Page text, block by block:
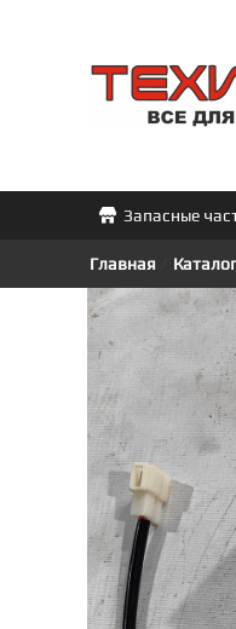
содержимому
Всё
Запасные
Главная Каталог